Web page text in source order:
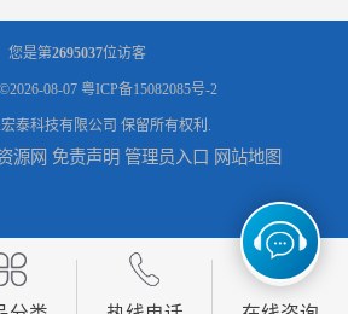
潍坊智能语音识别转写费用 规范化 晋中远程提讯设备
您是第2695037位访客
08-07 粤ICP备15082085号-2
泰科技有限公司 保留所有权利.
源网 免责声明 管理员入口 网站地图